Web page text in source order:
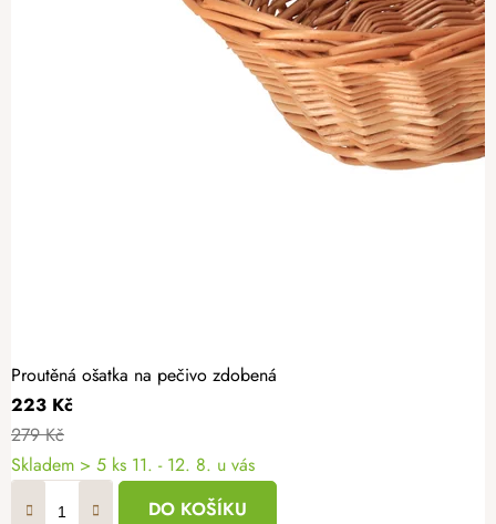
Proutěná ošatka na pečivo zdobená
223 Kč
279 Kč
Skladem > 5 ks 11. - 12. 8. u vás
DO KOŠÍKU